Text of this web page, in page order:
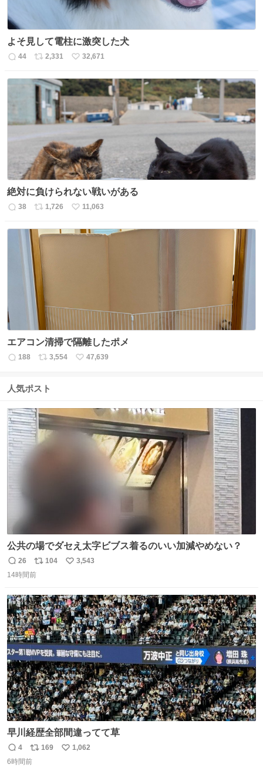
よそ見して電柱に激突した犬
返
数
44
リ
ス
ト
数
2,331
い
ね
数
32,671
絶対に負けられない戦いがある
返
38
リ
ス
ト
数
1,726
い
ね
11,063
エアコン清掃で隔離したポメ
返
数
188
リ
ス
数
3,554
い
47,639
人気ポスト
公共の場でダセえ太字ビブス着るのいい加減やめない？
返
信
26
リ
ポ
ト
数
104
い
数
3,543
14時間前
早川経歴全部間違ってて草
返
信
4
リ
ポ
169
い
1,062
6時間前